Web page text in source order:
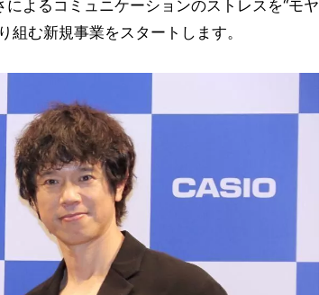
よるコミュニケーションのストレスを“モヤ
組む新規事業をスタートします。